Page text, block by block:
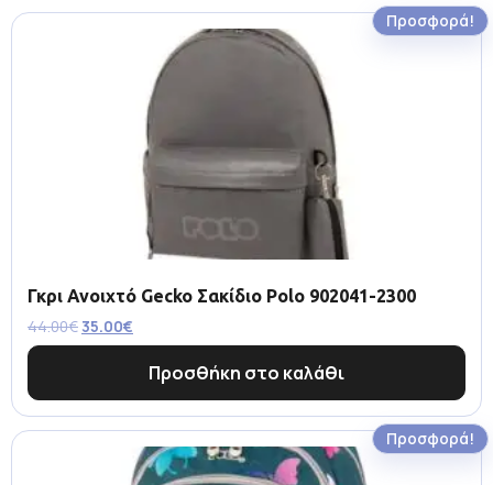
Προσφορά!
Γκρι Ανοιχτό Gecko Σακίδιο Polo 902041-2300
44.00€ 35.00€
Προσθήκη στο καλάθι
Προσφορά!